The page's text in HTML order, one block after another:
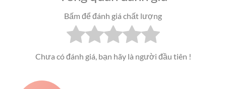
Bấm để đánh giá chất lượng
Chưa có đánh giá, bạn hãy là người đầu tiên !